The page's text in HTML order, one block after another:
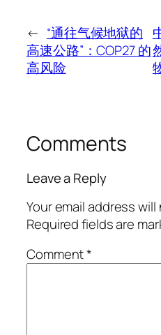
← “通往气候地狱的
高速公路”：COP27 的
高风险
Comments
Leave a Reply
Your email address
Required fields are
Comment*